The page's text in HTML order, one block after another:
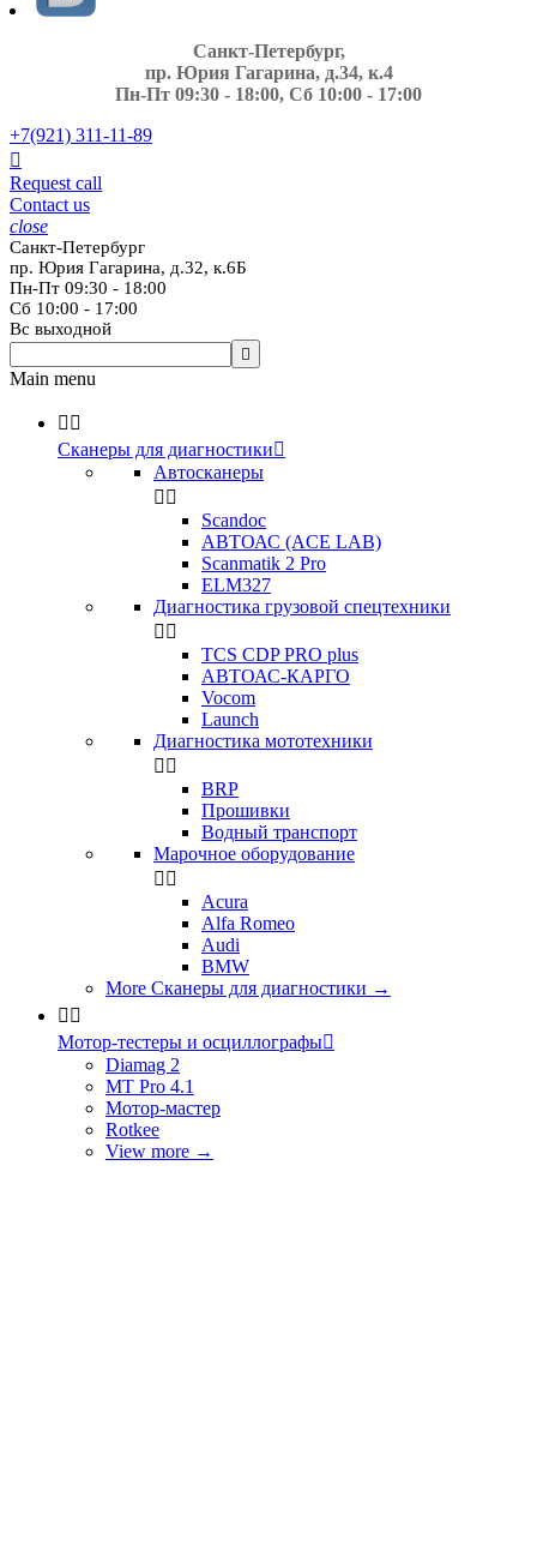
Санкт-Петербург,
пр. Юрия Гагарина, д.34, к.4
Пн-Пт 09:30 - 18:00, Сб 10:00 - 17:00
+7(921) 311-11-89

Request call
Contact us
close
Санкт-Петербург
пр. Юрия Гагарина, д.32, к.6Б
Пн-Пт 09:30 - 18:00
Сб 10:00 - 17:00
Вс выходной

Main menu
 
Сканеры для диагностики
Автосканеры
 
Scandoc
АВТОАС (ACE LAB)
Scanmatik 2 Pro
ELM327
Диагностика грузовой спецтехники
 
TCS CDP PRO plus
АВТОАС-КАРГО
Vocom
Launch
Диагностика мототехники
 
BRP
Прошивки
Водный транспорт
Марочное оборудование
 
Acura
Alfa Romeo
Audi
BMW
More Сканеры для диагностики →
 
Мотор-тестеры и осциллографы
Diamag 2
MT Pro 4.1
Мотор-мастер
Rotkee
View more →